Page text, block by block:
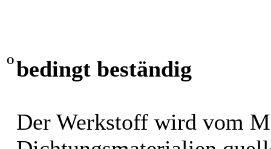
O bedingt beständig
Der Werkstoff wird vom